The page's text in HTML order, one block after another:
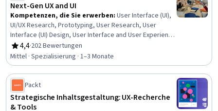
Next-Gen UX and UI
Kompetenzen, die Sie erwerben: User Interface (UI),
UI/UX Research, Prototyping, User Research, User
Interface (UI) Design, User Interface and User Experience
(UI/UX) Design, AI Personalization, UI/UX Strategy, User
Experience, User Flows, AI powered creativity, Design
Research, Usability, Figma (Design Software), Web
Content Accessibility Guidelines, Data Storytelling,
Journey Mapping, Generative AI, User Experience
Design, Artificial Intelligence and Machine Learning
(AI/ML)
4,4
Bewertung, 4,4 von 5 Sternen
·202 Bewertungen
Mittel · Spezialisierung · 1–3 Monate
Packt
Strategische Inhaltsgestaltung: UX-Recherche
& Tools